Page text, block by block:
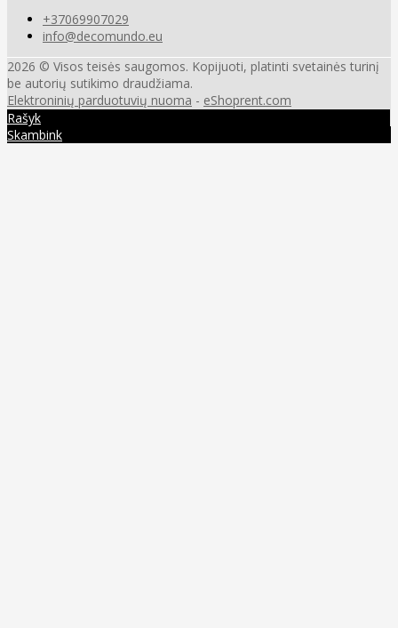
+37069907029
info@decomundo.eu
2026 © Visos teisės saugomos. Kopijuoti, platinti svetainės turinį
be autorių sutikimo draudžiama.
Elektroninių parduotuvių nuoma - eShoprent.com
Rašyk
Skambink